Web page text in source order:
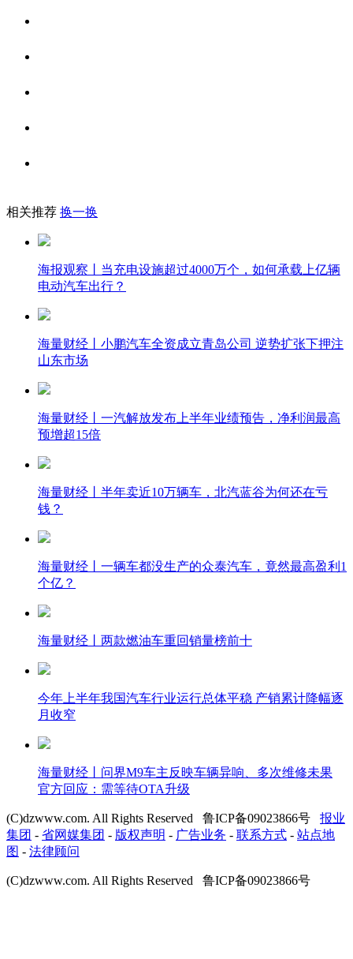
相关推荐 换一换
海报观察丨当充电设施超过4000万个，如何承载上亿辆
电动汽车出行？
海量财经丨小鹏汽车全资成立青岛公司 逆势扩张下押注
山东市场
海量财经丨一汽解放发布上半年业绩预告，净利润最高
预增超15倍
海量财经丨半年卖近10万辆车，北汽蓝谷为何还在亏
钱？
海量财经丨一辆车都没生产的众泰汽车，竟然最高盈利1
个亿？
海量财经丨两款燃油车重回销量榜前十
今年上半年我国汽车行业运行总体平稳 产销累计降幅逐
月收窄
海量财经丨问界M9车主反映车辆异响、多次维修未果
官方回应：需等待OTA升级
(C)dzwww.com. All Rights Reserved 鲁ICP备09023866号 报业
集团 - 省网媒集团 - 版权声明 - 广告业务 - 联系方式 - 站点地
图 - 法律顾问
(C)dzwww.com. All Rights Reserved 鲁ICP备09023866号